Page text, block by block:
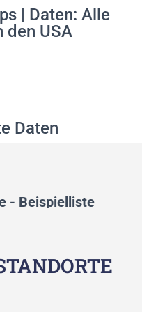
| Daten: Alle
den USA
Daten
- Beispielliste